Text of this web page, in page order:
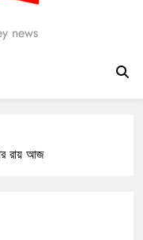
news
রায় আজ